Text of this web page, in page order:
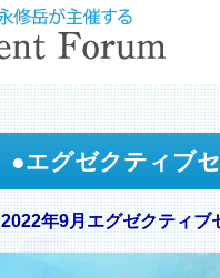
●エグゼクティブ
2022年9月エグゼクティブ